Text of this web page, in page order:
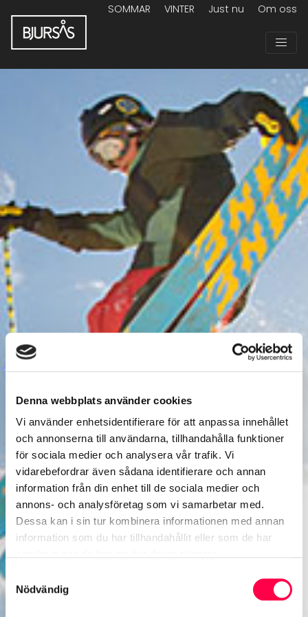
Denna webbplats använder cookies
Vi använder enhetsidentifierare för att anpassa innehållet
och annonserna till användarna, tillhandahålla funktioner
för sociala medier och analysera vår trafik. Vi
vidarebefordrar även sådana identifierare och annan
information från din enhet till de sociala medier och
annons- och analysföretag som vi samarbetar med.
Dessa kan i sin tur kombinera informationen med annan
information som du har tillhandahållit eller som de har
Samtyckesval
Nödvändig
SOMMAR VINTER Just nu Om oss